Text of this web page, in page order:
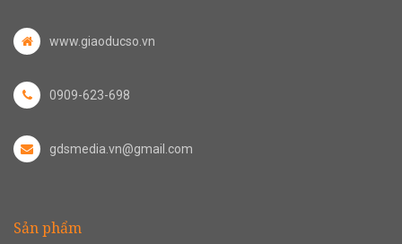
www.giaoducso.vn
0909-623-698
gdsmedia.vn@gmail.com
Sản phẩm